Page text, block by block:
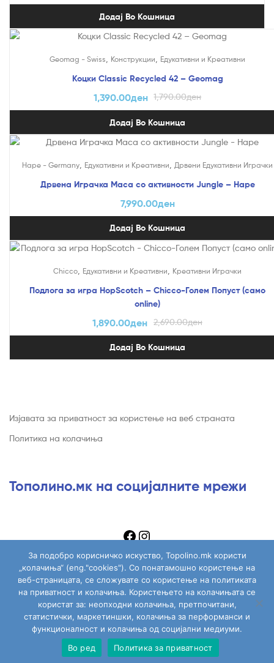
Додај Во Кошница
Geomag - Swiss Конструкции Едукативни и Креативни
Коцки Classic Recycled 42 – Geomag
1,790.00ден
1,390.00ден
Додај Во Кошница
Hape - Germany Едукативни и Креативни Дрвени Едукативни Играчки
Дрвена Играчка Маса со активности Jungle – Hape
7,990.00ден
Додај Во Кошница
Chicco Едукативни и Креативни Креативни Играчки
Подлога за игра HopScotch – Chicco-Голем Попуст (само
online)
2,690.00ден
1,890.00ден
Додај Во Кошница
Изјавата за приватност за користење на веб страната
Политика на колачиња
Тополино.мк на социјалните мрежи
Topolino.mk
Сите играчки Моја сметка Пребарај
За подобро корисничко искуство, Topolino.mk користи
„колачиња“ (eng."cookies"). Со понатамошно користење на
веб-страницата, се сложувате со користење на политиката
на приватност и колачиња. Користењето на колачињата се
користат за: неопходни колачиња, претпочитани,
статистички, маркетиншки, колачиња за перформанси и
функционалност и колачиња од социјални медиуми.
Во ред
Политика за приватност